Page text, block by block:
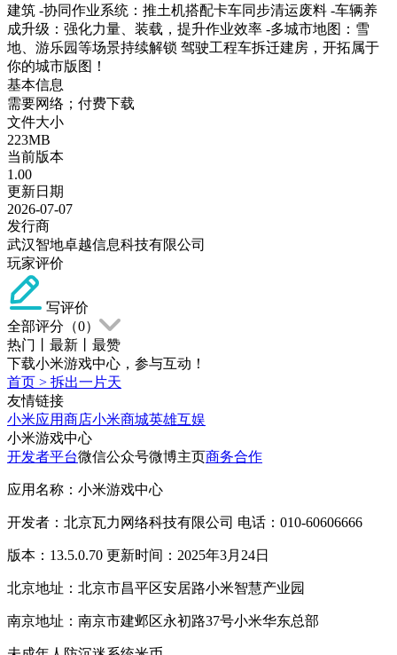
建筑 -协同作业系统：推土机搭配卡车同步清运废料 -车辆养
成升级：强化力量、装载，提升作业效率 -多城市地图：雪
地、游乐园等场景持续解锁 驾驶工程车拆迁建房，开拓属于
你的城市版图！
基本信息
需要网络；付费下载
文件大小
223MB
当前版本
1.00
更新日期
2026-07-07
发行商
武汉智地卓越信息科技有限公司
玩家评价
写评价
全部评分（0）
热门
最新
最赞
下载小米游戏中心，参与互动！
首页 > 拆出一片天
友情链接
小米应用商店小米商城英雄互娱
小米游戏中心
开发者平台微信公众号微博主页商务合作
应用名称：小米游戏中心
开发者：北京瓦力网络科技有限公司 电话：010-60606666
版本：13.5.0.70 更新时间：2025年3月24日
北京地址：北京市昌平区安居路小米智慧产业园
南京地址：南京市建邺区永初路37号小米华东总部